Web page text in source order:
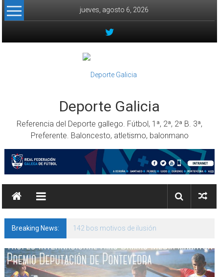
Skip to content
jueves, agosto 6, 2026
Deporte Galicia
Referencia del Deporte gallego. Fútbol, 1ª, 2ª, 2ª B. 3ª,
Preferente. Baloncesto, atletismo, balonmano
Breaking News: 142 bos motivos de ilusión